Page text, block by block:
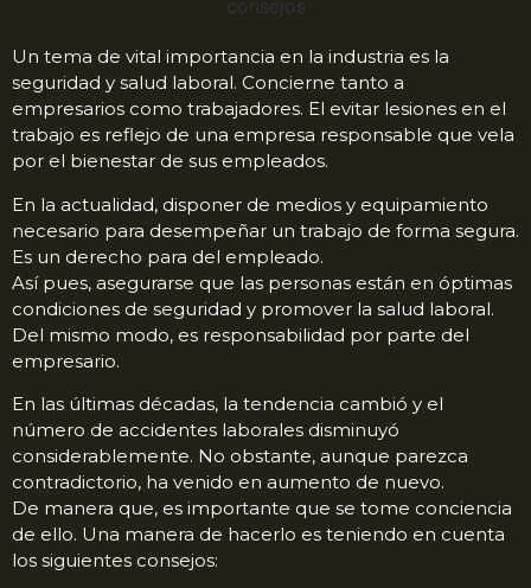
Un tema de vital importancia en la industria es la
seguridad y salud laboral. Concierne tanto a
empresarios como trabajadores. El evitar lesiones en el
trabajo es reflejo de una empresa responsable que vela
por el bienestar de sus empleados.
En la actualidad, disponer de medios y equipamiento
necesario para desempeñar un trabajo de forma segura.
Es un derecho para del empleado.
Así pues, asegurarse que las personas están en óptimas
condiciones de seguridad y promover la salud laboral.
Del mismo modo, es responsabilidad por parte del
empresario.
En las últimas décadas, la tendencia cambió y el
número de accidentes laborales disminuyó
considerablemente. No obstante, aunque parezca
contradictorio, ha venido en aumento de nuevo.
De manera que, es importante que se tome conciencia
de ello. Una manera de hacerlo es teniendo en cuenta
los siguientes consejos: